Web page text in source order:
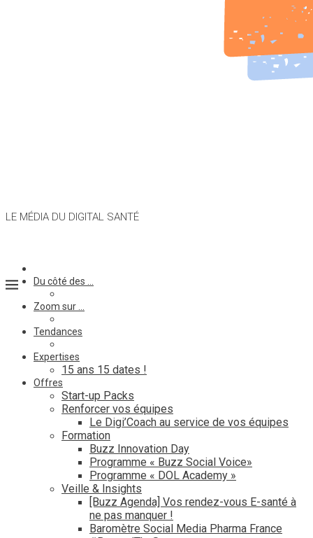
LE MÉDIA DU DIGITAL SANTÉ
Du côté des …
Zoom sur …
Tendances
Expertises
15 ans 15 dates !
Offres
Start-up Packs
Renforcer vos équipes
Le Digi’Coach au service de vos équipes
Formation
Buzz Innovation Day
Programme « Buzz Social Voice»
Programme « DOL Academy »
Veille & Insights
[Buzz Agenda] Vos rendez-vous E-santé à
ne pas manquer !
Baromètre Social Media Pharma France